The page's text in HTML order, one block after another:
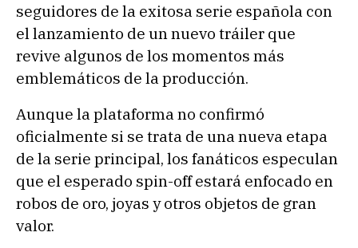
seguidores de la exitosa serie española con
el lanzamiento de un nuevo tráiler que
revive algunos de los momentos más
emblemáticos de la producción.
Aunque la plataforma no confirmó
oficialmente si se trata de una nueva etapa
de la serie principal, los fanáticos especulan
que el esperado spin-off estará enfocado en
robos de oro, joyas y otros objetos de gran
valor.